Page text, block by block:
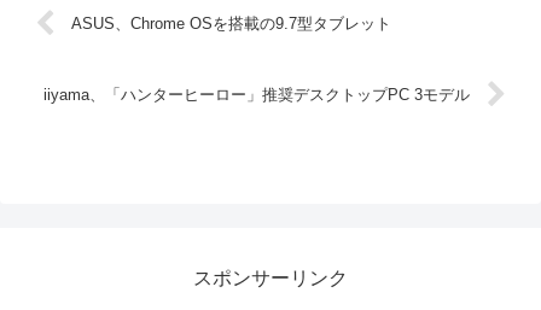
ASUS、Chrome OSを搭載の9.7型タブレット
iiyama、「ハンターヒーロー」推奨デスクトップPC 3モデル
スポンサーリンク